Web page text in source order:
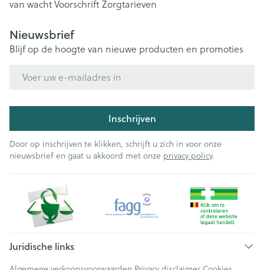
van wachtVoorschriftZorgtarieven
Nieuwsbrief
Blijf op de hoogte van nieuwe producten en promoties
Inschrijven
Door op inschrijven te klikken, schrijft u zich in voor onze
nieuwsbrief en gaat u akkoord met onze privacy policy.
Juridische links